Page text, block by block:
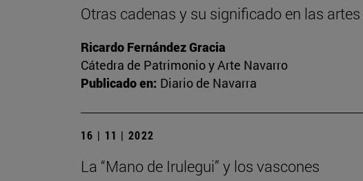
Otras cadenas y su significado en las
Ricardo Fernández Gracia
Cátedra de Patrimonio y Arte Navarro
Publicado en: Diario de Navarra
16 | 11 | 2022
La “Mano de Irulegui” y los vascones